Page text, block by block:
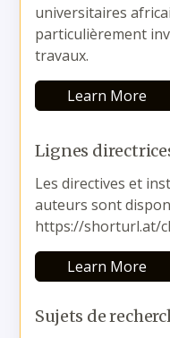
universitaires
particulièrement
travaux.
Learn More
Lignes
Les directives et
auteurs sont
https://shorturl.at/
Learn More
Sujets de